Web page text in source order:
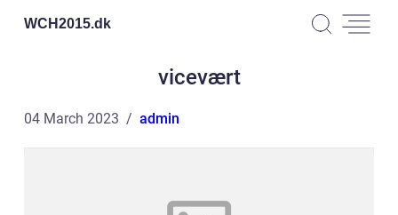
WCH2015.dk
vicevært
04 March 2023 admin